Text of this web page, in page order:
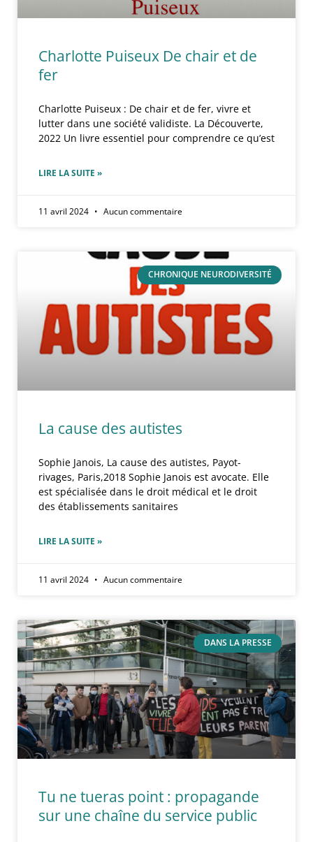
Charlotte Puiseux De chair et de
fer
Charlotte Puiseux : De chair et de fer, vivre et
lutter dans une société validiste. La Découverte,
2022 Un livre essentiel pour comprendre ce qu’est
LIRE LA SUITE »
11 avril 2024 Aucun commentaire
CHRONIQUE NEURODIVERSITÉ
La cause des autistes
Sophie Janois, La cause des autistes, Payot-
rivages, Paris,2018 Sophie Janois est avocate. Elle
est spécialisée dans le droit médical et le droit
des établissements sanitaires
LIRE LA SUITE »
11 avril 2024 Aucun commentaire
DANS LA PRESSE
Tu ne tueras point : propagande
sur une chaîne du service public